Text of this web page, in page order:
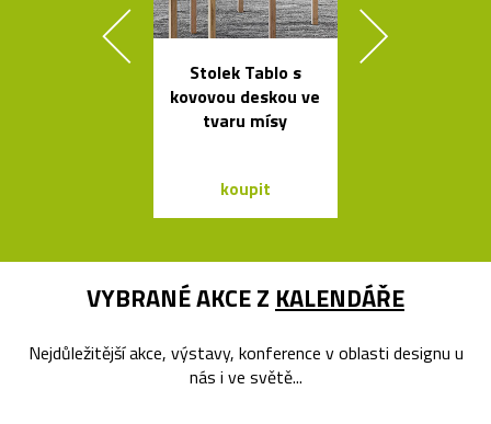
Stolek Tablo s
kovovou deskou ve
tvaru mísy
koupit
VYBRANÉ AKCE Z KALENDÁŘE
Nejdůležitější akce, výstavy, konference v oblasti designu u
nás i ve světě...